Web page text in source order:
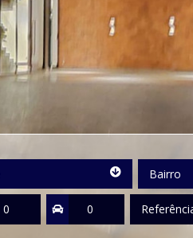
Bairro
Vagas Referência